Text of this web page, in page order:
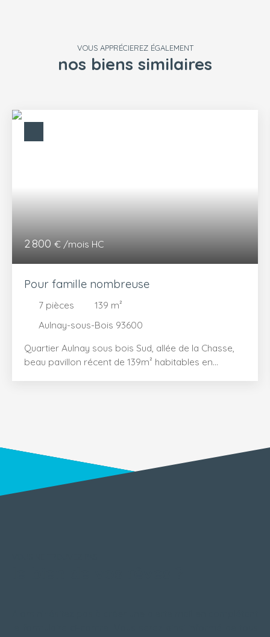
VOUS APPRÉCIEREZ ÉGALEMENT
nos biens similaires
2 800 € /mois HC
Pour famille nombreuse
7 pièces 139 m²
Aulnay-sous-Bois 93600
Quartier Aulnay sous bois Sud, allée de la Chasse,
beau pavillon récent de 139m² habitables en
lycée Henri Sellier). Loyer mensuel : 2. 800 euros
Honoraires à la charge du locataire : 900 euros
Visites sur rdv en contactant Benoît PAVAGEAU,